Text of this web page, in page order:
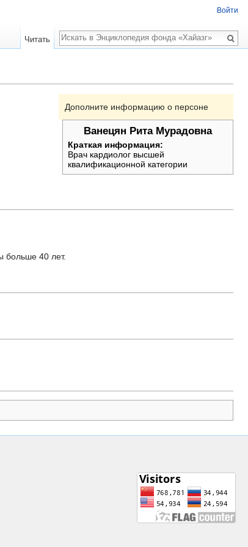
Дополните информацию о персоне
Ванецян Рита Мурадовна
Краткая информация:
Врач кардиолог высшей
квалификационной категории
больше 40 лет.
Войти
Читать
Поиск